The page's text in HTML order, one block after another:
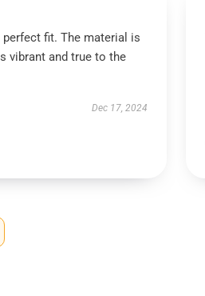
fit. The material is
vibrant and true to the
Dec 17, 2024